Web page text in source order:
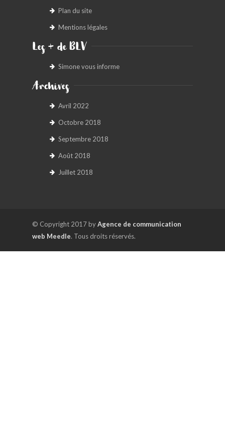
Plan du site
Mentions légales
Les + de BLV
Simone vous informe
Archives
Avril 2022
Octobre 2018
Septembre 2018
Août 2018
Juillet 2018
© Copyright 2017 byAgence de communication
web Meedle. Tous droits réservés.